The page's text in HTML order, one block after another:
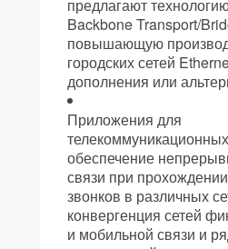
предлагают
Backbone Transport/
повышающую
городских сетей
дополнения или
Приложения для
обеспечение
связи при
звонков в различных
конвергенция сетей
и мобильной связи и